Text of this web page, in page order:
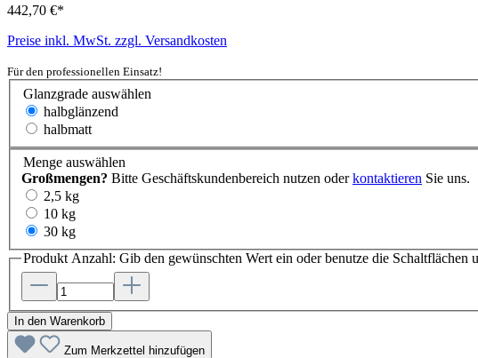
442,70 €*
Preise inkl. MwSt. zzgl. Versandkosten
Für den professionellen Einsatz!
Glanzgrade auswählen
halbglänzend
halbmatt
Menge auswählen
Großmengen? Bitte Geschäftskundenbereich nutzen oderkontaktieren Sie uns.
2,5 kg
10 kg
30 kg
Produkt Anzahl: Gib den gewünschten Wert ein oder benutze die Schaltflächen
In den Warenkorb
Zum Merkzettel hinzufügen